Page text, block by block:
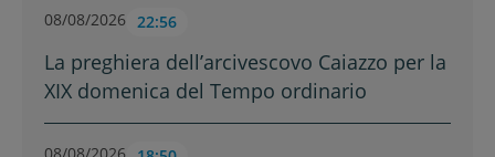
08/08/2026 22:56
La preghiera dell’arcivescovo Caiazzo per la
XIX domenica del Tempo ordinario